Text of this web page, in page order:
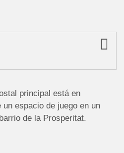
principal está en
espacio de juego en un
de la Prosperitat.